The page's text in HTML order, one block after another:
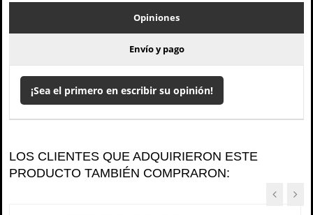
Opiniones
Envío y pago
¡Sea el primero en escribir su opinión!
LOS CLIENTES QUE ADQUIRIERON ESTE
PRODUCTO TAMBIÉN COMPRARON: